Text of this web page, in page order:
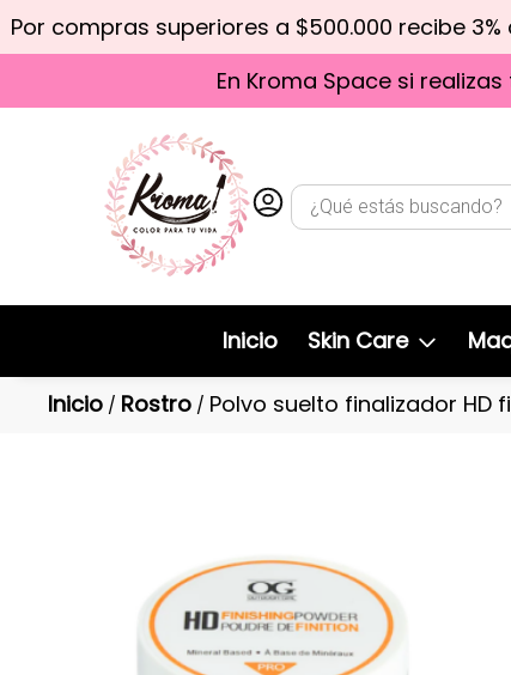
Por compras superiores a $500.000 recibe
En Kroma Space si
Inicio Skin Care
Inicio / Rostro / Polvo suelto finalizador HD